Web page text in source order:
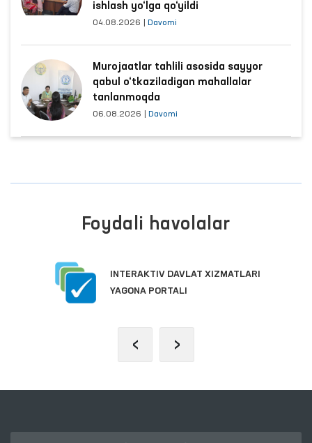
ishlash yo‘lga qo‘yildi
04.08.2026 Davomi
Murojaatlar tahlili asosida sayyor
qabul o‘tkaziladigan mahallalar
tanlanmoqda
06.08.2026 Davomi
Foydali havolalar
INTERAKTIV DAVLAT XIZMATLARI
YAGONA PORTALI
‹ ›